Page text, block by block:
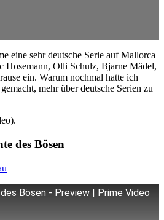
eine sehr deutsche Serie auf Mallorca
Hosemann, Olli Schulz, Bjarne Mädel,
ein. Warum nochmal hatte ich
mehr über deutsche Serien zu
des Bösen
Bösen - Preview | Prime Video